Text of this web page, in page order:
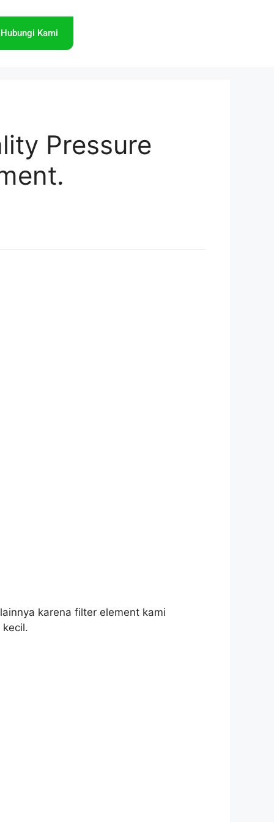
Hubungi Kami
Pressure
karena filter element kami